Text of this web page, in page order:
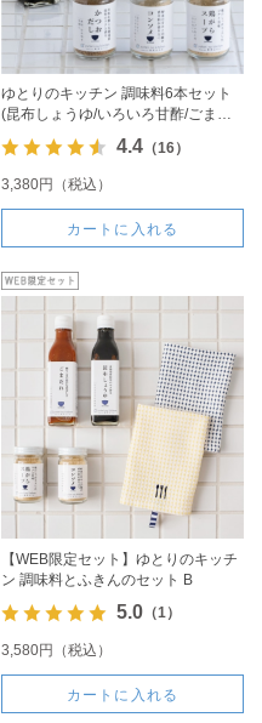
ゆとりのキッチン 調味料6本セット
(昆布しょうゆ/いろいろ甘酢/ごまだ
れ/かつおだし/コンソメ/鶏がらスー
プ)
4.4（16）
3,380円（税込）
カートに入れる
【WEB限定セット】ゆとりのキッチ
ン 調味料とふきんのセット B
5.0（1）
3,580円（税込）
カートに入れる